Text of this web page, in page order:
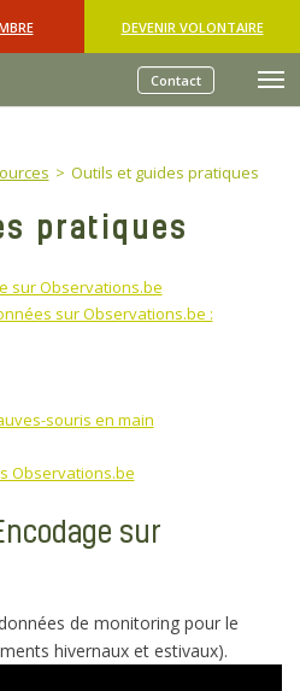
DEVENIR VOLONTAIRE
Contact
Outils et guides pratiques
pratiques
sur Observations.be
sur Observations.be :
souris en main
Observations.be
sur
de monitoring pour le
hivernaux et estivaux).